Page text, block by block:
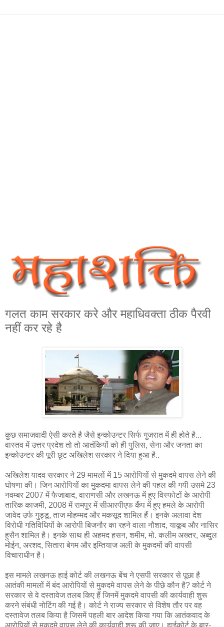
गलत काम सरकार करे और महाधिवक्ता ठीक पैरवी
नहीं कर रहे है
कुछ समाजवादी ऐसी करते है जैसे इन्कोउन्टर सिर्फ गुजरात में ही होते है...
वास्तव में उत्तर प्रदेश तो तो आतंकियों को ही पुलिस, सेना और जनता का
इन्कोउन्टर की पूरी छूट अखिलेश सरकार ने दिया हुआ है..
अखिलेश यादव सरकार ने 29 मामलों में 15 आरोपियों से मुकदमे वापस लेने की
घोषणा की। जिन आरोपियों का मुकदमा वापस लेने की पहल की गयी उसमे 23
नवम्बर 2007 में फैजाबाद, वाराणसी और लखनऊ में हुए विस्फोटों के आरोपी
तारिक काजमी, 2008 में रामपुर में सीआरपीएफ कैंप में हुए हमले के आरोपी
जावेद उर्फ गुड्डू, ताज मोहम्मद और मकसूद शामिल हैं। इनके अलावा देश
विरोधी गतिविधियों के आरोपी बिजनौर का रहने वाला नौशाद, याकूब और नासिर
हुसैन शामिल है। इनके साथ ही अहमद हसन, शमीम, मो. कलीम अख्तर, अब्दुल
मोईन, अरशद, सितारा बेगम और इम्तियाज अली के मुकदमों की वापसी
विचाराधीन है।
इस मामले लखनऊ हाई कोर्ट की लखनऊ बेंच ने एसपी सरकार से पूछा है
आतंकी मामलों में बंद आरोपियों से मुकदमे वापस लेने के पीछे कौन है? कोर्ट ने
सरकार से वे दस्तावेज तलब किए हैं जिनमें मुकदमे वापसी की कार्यवाही शुरू
करने संबंधी नोटिंग की गई है। कोर्ट ने राज्य सरकार से विशेष तौर पर वह
दस्तावेज तलब किया है जिसमें पहली बार आदेश किया गया कि आतंकवाद के